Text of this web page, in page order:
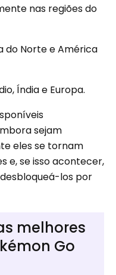
nas regiões do
do Norte e América
Índia e Europa.
sejam
eles se tornam
e, se isso acontecer,
los por
melhores
Go